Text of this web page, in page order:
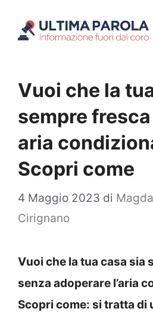
Vuoi che la
sempre
aria
Scopri come
4 Maggio 2023 di
Cirignano
Vuoi che la tua casa sia
senza adoperare l’aria
Scopri come: si tratta di